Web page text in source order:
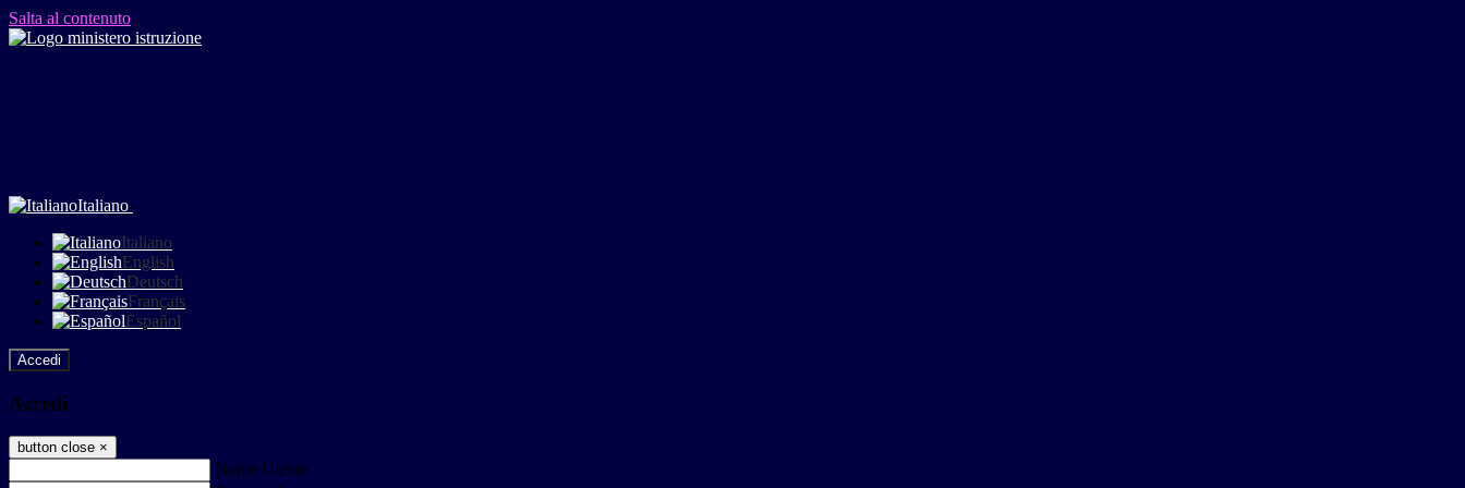
Salta al contenuto
Italiano
Italiano
English
Deutsch
Français
Español
Accedi
Accedi
button close ×
Nome Utente